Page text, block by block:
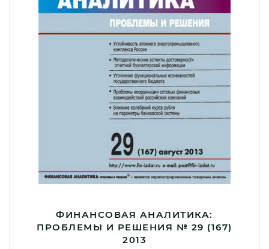
ФИНАНСОВАЯ АНАЛИТИКА:
ПРОБЛЕМЫ И РЕШЕНИЯ № 29 (167)
2013